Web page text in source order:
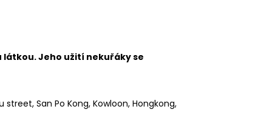
Jeho užití nekuřáky se
street, San Po Kong, Kowloon, Hongkong,